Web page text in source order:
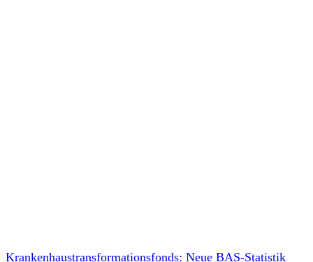
Krankenhaustransformationsfonds: Neue BAS-Statistik